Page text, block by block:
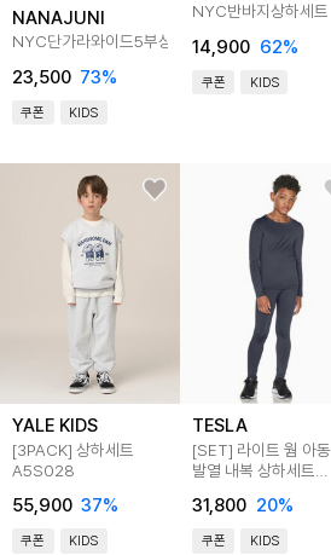
NANAJUNI
NYC단가라와이드5부상하세트
23,500 73%
쿠폰 KIDS
NYC반바지상하세트
14,900 62%
쿠폰 KIDS
YALE KIDS
[3PACK] 상하세트
A5S028
55,900 37%
쿠폰 KIDS
TESLA
[SET] 라이트 웜 아동
발열 내복 상하세트
31,800 20%
쿠폰 KIDS